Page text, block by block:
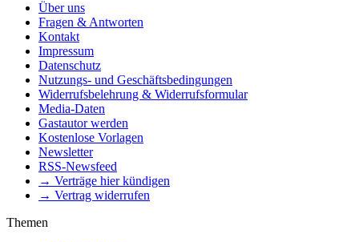
Über uns
Fragen & Antworten
Kontakt
Impressum
Datenschutz
Nutzungs- und Geschäftsbedingungen
Widerrufsbelehrung & Widerrufsformular
Media-Daten
Gastautor werden
Kostenlose Vorlagen
Newsletter
RSS-Newsfeed
→ Verträge hier kündigen
→ Vertrag widerrufen
Themen